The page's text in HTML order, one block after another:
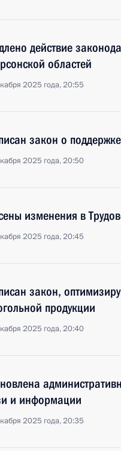
действие
областей
2025 года, 20:55
закон о
2025 года, 20:50
изменения в
2025 года, 20:45
закон,
продукции
2025 года, 20:40
и информации
2025 года, 20:35